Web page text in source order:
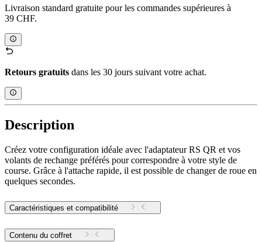
Livraison standard gratuite pour les commandes supérieures à
39 CHF.
Retours gratuits dans les 30 jours suivant votre achat.
Description
Créez votre configuration idéale avec l'adaptateur RS QR et vos
volants de rechange préférés pour correspondre à votre style de
course. Grâce à l'attache rapide, il est possible de changer de roue en
quelques secondes.
Caractéristiques et compatibilité
Contenu du coffret